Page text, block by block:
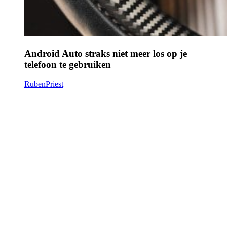
Android Auto straks niet meer los op je
telefoon te gebruiken
RubenPriest